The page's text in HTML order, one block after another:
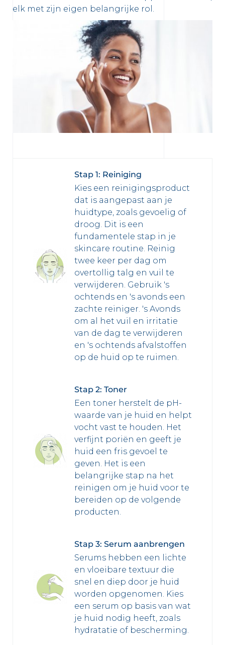
elk met zijn eigen belangrijke rol.
Stap 1: Reiniging
Kies een reinigingsproduct
dat is aangepast aan je
huidtype, zoals gevoelig of
droog. Dit is een
fundamentele stap in je
skincare routine. Reinig
twee keer per dag om
overtollig talg en vuil te
verwijderen. Gebruik 's
ochtends en 's avonds een
zachte reiniger. 's Avonds
om al het vuil en irritatie
van de dag te verwijderen
en 's ochtends afvalstoffen
op de huid op te ruimen.
Stap 2: Toner
Een toner herstelt de pH-
waarde van je huid en helpt
vocht vast te houden. Het
verfijnt poriën en geeft je
huid een fris gevoel te
geven. Het is een
belangrijke stap na het
reinigen om je huid voor te
bereiden op de volgende
producten.
Stap 3: Serum aanbrengen
Serums hebben een lichte
en vloeibare textuur die
snel en diep door je huid
worden opgenomen. Kies
een serum op basis van wat
je huid nodig heeft, zoals
hydratatie of bescherming.